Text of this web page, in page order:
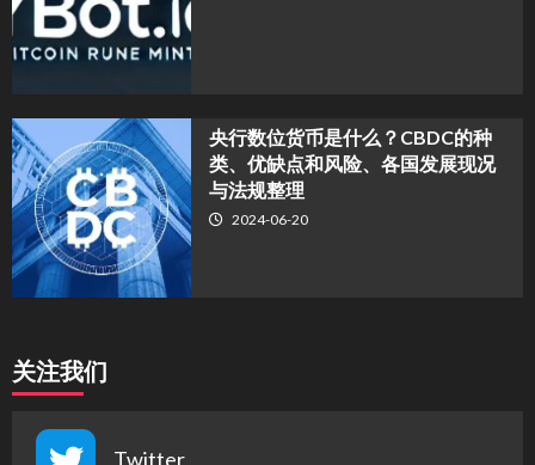
央行数位货币是什么？CBDC的种
类、优缺点和风险、各国发展现况
与法规整理
2024-06-20
关注我们
Twitter